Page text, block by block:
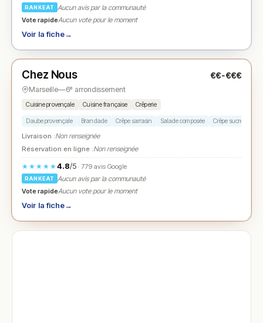
RANKEAT
Aucun avis par la communauté
Vote rapideAucun vote pour le moment
Voir la fiche→
★ N° 3
Chez Nous €€-€€€
Marseille—6ᵉ arrondissement
Cuisine provençale Cuisine française Crêperie
Daube provençale Brandade Crêpe sarrasin Salade composée Crêpe sucrée
Livraison :Non renseignée
Réservation en ligne :Non renseignée
★★★★★4.8/5· 779 avis Google
RANKEAT
Aucun avis par la communauté
Vote rapideAucun vote pour le moment
Voir la fiche→